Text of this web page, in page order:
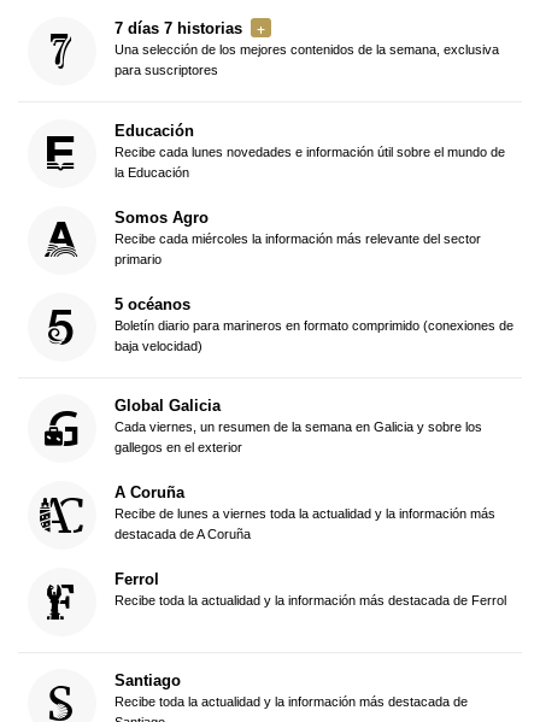
7 días 7 historias
Una selección de los mejores contenidos de la semana, exclusiva
para suscriptores
Educación
Recibe cada lunes novedades e información útil sobre el mundo de
la Educación
Somos Agro
Recibe cada miércoles la información más relevante del sector
primario
5 océanos
Boletín diario para marineros en formato comprimido (conexiones de
baja velocidad)
Global Galicia
Cada viernes, un resumen de la semana en Galicia y sobre los
gallegos en el exterior
A Coruña
Recibe de lunes a viernes toda la actualidad y la información más
destacada de A Coruña
Ferrol
Recibe toda la actualidad y la información más destacada de Ferrol
Santiago
Recibe toda la actualidad y la información más destacada de